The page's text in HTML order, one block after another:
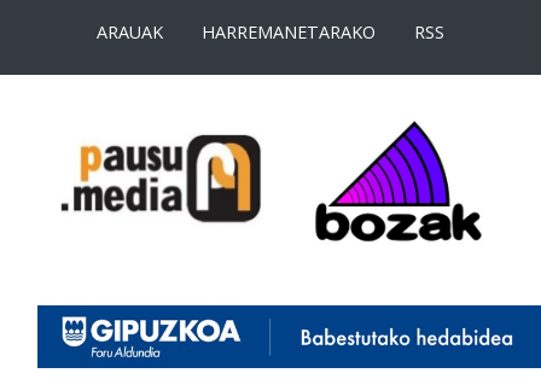
ARAUAK
HARREMANETARAKO RSS